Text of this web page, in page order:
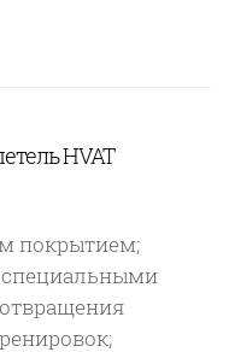
HVAT
покрытием;